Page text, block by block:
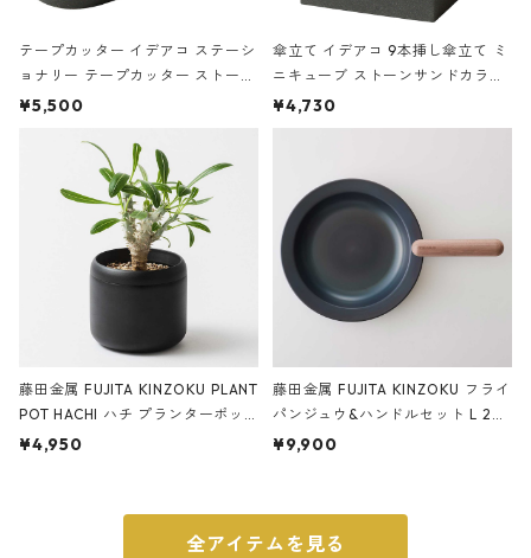
テープカッター イデアコ ステーシ
ョナリー テープカッター ストーン
サンドカラー 石調 ideaco Station
¥5,500
傘立て イデアコ 9本挿し傘立て ミ
ニキューブ ストーンサンドカラー
石調 ideaco Umbrella Stand CUB
E ストーンサンドブラック
¥4,730
藤田金属 FUJITA KINZOKU PLANT
POT HACHI ハチ プランターポッ
ト 3号 ブラック
¥4,950
藤田金属 FUJITA KINZOKU フライ
パンジュウ&ハンドルセット L 24c
m ガス火・IH対応 鉄フライパン
¥9,900
全アイテムを見る